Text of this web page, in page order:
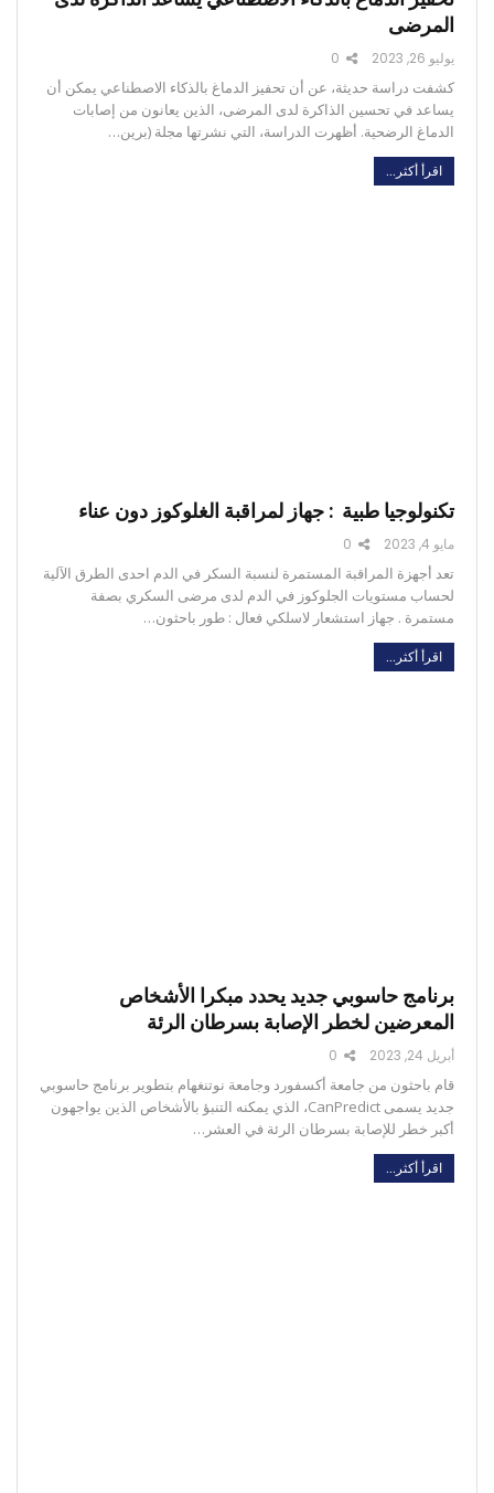
المرضى
يوليو 26, 2023
كشفت دراسة حديثة، عن أن تحفيز الدماغ بالذكاء الاصطناعي يمكن أن
يساعد في تحسين الذاكرة لدى المرضى، الذين يعانون من إصابات
الدماغ الرضحية. أظهرت الدراسة، التي نشرتها مجلة (برين…
اقرأ أكثر...
تكنولوجيا طبية : جهاز لمراقبة الغلوكوز دون عناء
مايو 4, 2023
تعد أجهزة المراقبة المستمرة لنسبة السكر في الدم احدى الطرق الآلية
لحساب مستويات الجلوكوز في الدم لدى مرضى السكري بصفة
مستمرة . جهاز استشعار لاسلكي فعال : طور باحثون…
اقرأ أكثر...
برنامج حاسوبي جديد يحدد مبكرا الأشخاص
المعرضين لخطر الإصابة بسرطان الرئة
أبريل 24, 2023
قام باحثون من جامعة أكسفورد وجامعة نوتنغهام بتطوير برنامج حاسوبي
جديد يسمى CanPredict، الذي يمكنه التنبؤ بالأشخاص الذين يواجهون
أكبر خطر للإصابة بسرطان الرئة في العشر…
اقرأ أكثر...